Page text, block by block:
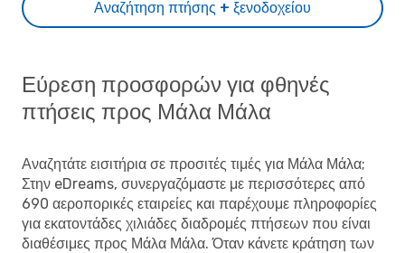
Αναζήτηση πτήσης + ξενοδοχείου
Εύρεση προσφορών για φθηνές
πτήσεις προς Μάλα Μάλα
Αναζητάτε εισιτήρια σε προσιτές τιμές για Μάλα Μάλα;
Στην eDreams, συνεργαζόμαστε με περισσότερες από
690 αεροπορικές εταιρείες και παρέχουμε πληροφορίες
για εκατοντάδες χιλιάδες διαδρομές πτήσεων που είναι
διαθέσιμες προς Μάλα Μάλα. Όταν κάνετε κράτηση των